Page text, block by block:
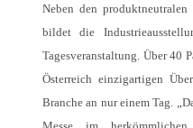
Neben den produktneutralen
bildet die
Tagesveranstaltung. Über 40
Österreich einzigartigen
Branche an nur einem Tag.